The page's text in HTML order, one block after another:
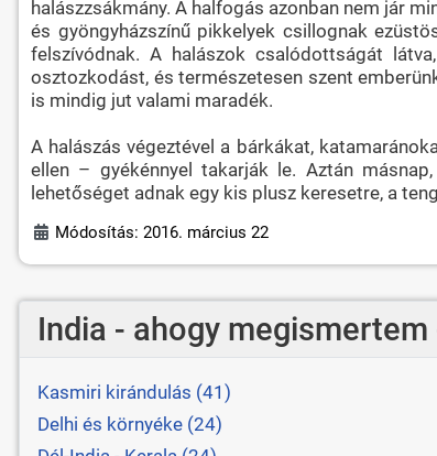
halászzsákmány. A halfogás azonban nem jár
és gyöngyházszínű pikkelyek csillognak
felszívódnak. A halászok csalódottságát
osztozkodást, és természetesen szent
is mindig jut valami maradék.
A halászás végeztével a bárkákat,
ellen – gyékénnyel takarják le. Aztán
lehetőséget adnak egy kis plusz keresetre, a
Módosítás: 2016. március 22
India - ahogy
Kasmiri kirándulás (41)
Delhi és környéke (24)